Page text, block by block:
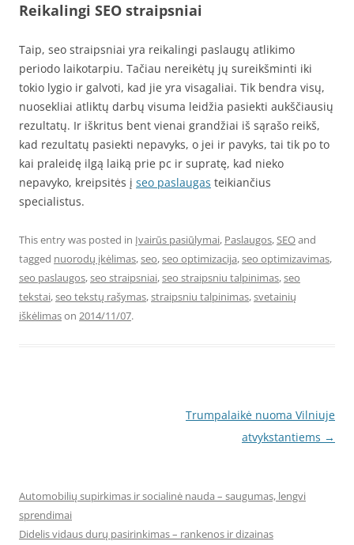
Reikalingi SEO straipsniai
Taip, seo straipsniai yra reikalingi paslaugų atlikimo
periodo laikotarpiu. Tačiau nereikėtų jų sureikšminti iki
tokio lygio ir galvoti, kad jie yra visagaliai. Tik bendra visų,
nuosekliai atliktų darbų visuma leidžia pasiekti aukščiausių
rezultatų. Ir iškritus bent vienai grandžiai iš sąrašo reikš,
kad rezultatų pasiekti nepavyks, o jei ir pavyks, tai tik po to
kai praleidę ilgą laiką prie pc ir supratę, kad nieko
nepavyko, kreipsitės į seo paslaugas teikiančius
specialistus.
This entry was posted in Įvairūs pasiūlymai, Paslaugos,SEOand
tagged nuorodų įkėlimas,seo,seo optimizacija,seo optimizavimas,
seo paslaugos,seo straipsniai,seo straipsniu talpinimas,seo
tekstai,seo tekstų rašymas,straipsniu talpinimas,svetainių
iškėlimason 2014/11/07.
Trumpalaikė nuoma Vilniuje
atvykstantiems →
Automobilių supirkimas ir socialinė nauda – saugumas, lengvi
sprendimai
Didelis vidaus durų pasirinkimas – rankenos ir dizainas